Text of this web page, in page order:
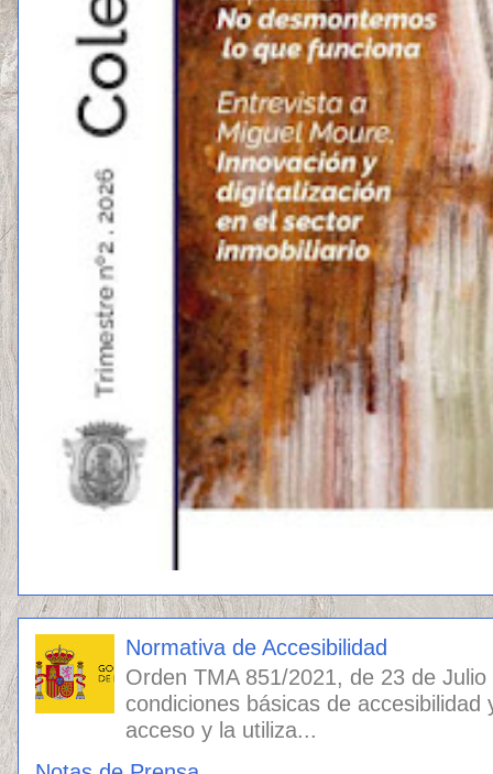
Normativa de Accesibilidad
Orden TMA 851/2021, de 23 de
condiciones básicas de
acceso y la utiliza...